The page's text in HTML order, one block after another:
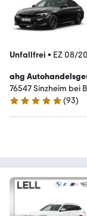
Unfallfrei • EZ 08/
ahg
76547 Sinzheim bei
4.8 Sterne
(93)